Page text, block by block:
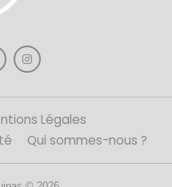
Légales
Qui sommes-nous ?